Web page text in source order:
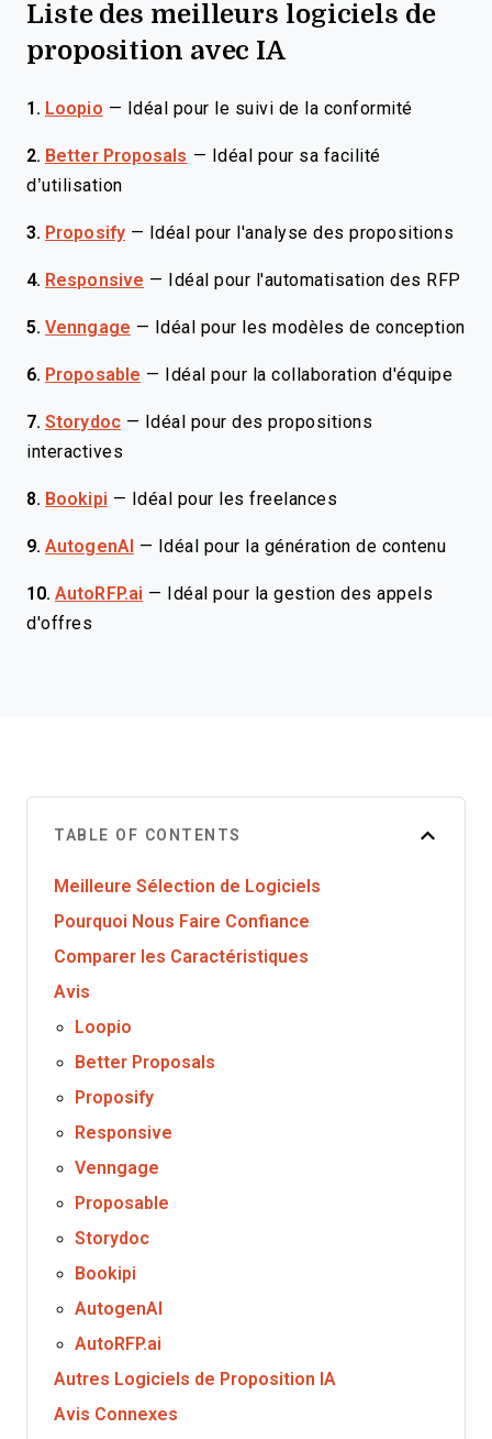
Liste des meilleurs logiciels de
proposition avec IA
1. Loopio — Idéal pour le suivi de la conformité
2. Better Proposals —
Idéal pour sa facilité
d’utilisation
3. Proposify — Idéal pour l'analyse des propositions
4. Responsive — Idéal pour l'automatisation des RFP
5. Venngage — Idéal pour les modèles de conception
6. Proposable — Idéal pour la collaboration d'équipe
7. Storydoc —
Idéal pour des propositions
interactives
8. Bookipi — Idéal pour les freelances
9. AutogenAI — Idéal pour la génération de contenu
10. AutoRFP.ai —
Idéal pour la gestion des appels
d'offres
TABLE OF CONTENTS
Meilleure Sélection de Logiciels
Pourquoi Nous Faire Confiance
Comparer les Caractéristiques
Avis
Loopio
Better Proposals
Proposify
Responsive
Venngage
Proposable
Storydoc
Bookipi
AutogenAI
AutoRFP.ai
Autres Logiciels de Proposition IA
Avis Connexes